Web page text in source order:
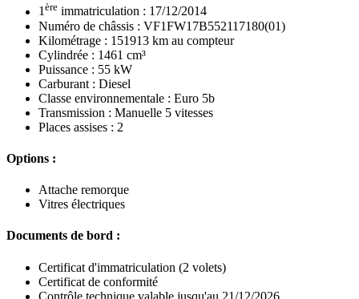
1ère immatriculation : 17/12/2014
Numéro de châssis : VF1FW17B552117180(01)
Kilométrage : 151913 km au compteur
Cylindrée : 1461 cm³
Puissance : 55 kW
Carburant : Diesel
Classe environnementale : Euro 5b
Transmission : Manuelle 5 vitesses
Places assises : 2
Options :
Attache remorque
Vitres électriques
Documents de bord :
Certificat d'immatriculation (2 volets)
Certificat de conformité
Contrôle technique valable jusqu'au 21/12/2026